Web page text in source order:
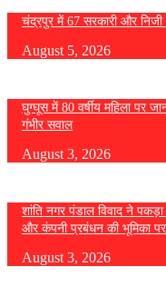
चंद्रपुर में 67 सरकारी और निजी
August 5, 2026
घुग्घूस में 80 वर्षीय महिला पर
गंभीर सवाल
August 3, 2026
शांति नगर पंडाल विवाद ने
और कंपनी प्रबंधन की भूमिका
August 3, 2026